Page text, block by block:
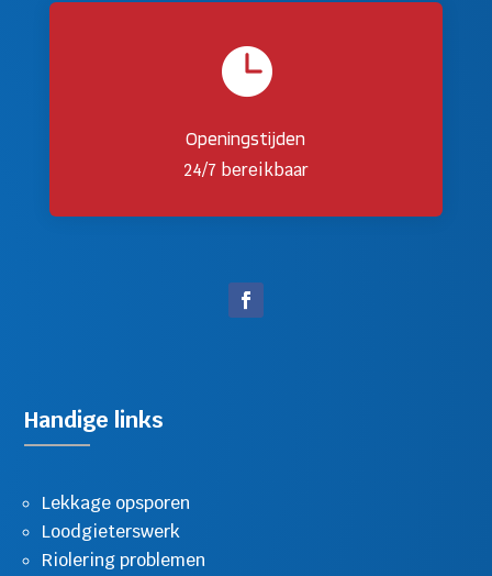

Openingstijden
24/7 bereikbaar
Handige links
Lekkage opsporen
Loodgieterswerk
Riolering problemen